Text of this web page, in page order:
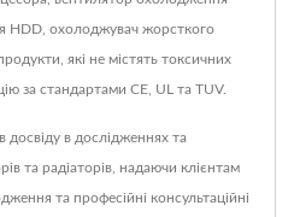
HDD, охолоджувач жорсткого
які не містять токсичних
за стандартами CE, UL та TUV.
досвіду в дослідженнях та
та радіаторів, надаючи клієнтам
та професійні консультаційні